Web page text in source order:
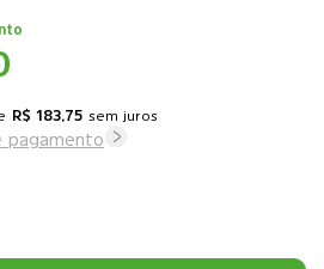
R$ 183,75 sem juros
pagamento